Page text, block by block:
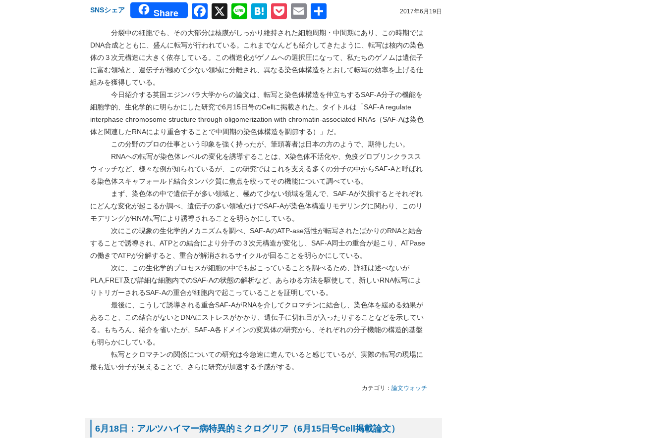
2017年6月19日
SNSシェア Share Facebook
X LineHatena
Pocket
Email
有
分裂中の細胞でも、その大部分は核膜がしっかり維持された細胞周期・中間期にあり、この時期では
DNA合成とともに、盛んに転写が行われている。これまでなんども紹介してきたように、転写は核内の染色
体の３次元構造に大きく依存している。この構造化がゲノムへの選択圧になって、私たちのゲノムは遺伝子
に富む領域と、遺伝子が極めて少ない領域に分離され、異なる染色体構造をとおして転写の効率を上げる仕
組みを獲得している。
今日紹介する英国エジンバラ大学からの論文は、転写と染色体構造を仲立ちするSAF-A分子の機能を
細胞学的、生化学的に明らかにした研究で6月15日号のCellに掲載された。タイトルは「SAF-A regulate
interphase chromosome structure through oligomerization with chromatin-associated RNAs（SAF-Aは染色
体と関連したRNAにより重合することで中間期の染色体構造を調節する）」だ。
この分野のプロの仕事という印象を強く持ったが、筆頭著者は日本の方のようで、期待したい。
RNAへの転写が染色体レベルの変化を誘導することは、X染色体不活化や、免疫グロブリンクラスス
ウィッチなど、様々な例が知られているが、この研究ではこれを支える多くの分子の中からSAF-Aと呼ばれ
る染色体スキャフォールド結合タンパク質に焦点を絞ってその機能について調べている。
まず、染色体の中で遺伝子が多い領域と、極めて少ない領域を選んで、SAF-Aが欠損するとそれぞれ
にどんな変化が起こるか調べ、遺伝子の多い領域だけでSAF-Aが染色体構造リモデリングに関わり、このリ
モデリングがRNA転写により誘導されることを明らかにしている。
次にこの現象の生化学的メカニズムを調べ、SAF-AのATP-ase活性が転写されたばかりのRNAと結合
することで誘導され、ATPとの結合により分子の３次元構造が変化し、SAF-A同士の重合が起こり、ATPase
の働きでATPが分解すると、重合が解消されるサイクルが回ることを明らかにしている。
次に、この生化学的プロセスが細胞の中でも起こっていることを調べるため、詳細は述べないが
PLA,FRET及び詳細な細胞内でのSAF-Aの状態の解析など、あらゆる方法を駆使して、新しいRNA転写によ
りトリガーされるSAF-Aの重合が細胞内で起こっていることを証明している。
最後に、こうして誘導される重合SAF-AがRNAを介してクロマチンに結合し、染色体を緩める効果が
あること、この結合がないとDNAにストレスがかかり、遺伝子に切れ目が入ったりすることなどを示してい
る。もちろん、紹介を省いたが、SAF-A各ドメインの変異体の研究から、それぞれの分子機能の構造的基盤
も明らかにしている。
転写とクロマチンの関係についての研究は今急速に進んでいると感じているが、実際の転写の現場に
最も近い分子が見えることで、さらに研究が加速する予感がする。
カテゴリ： 論文ウォッチ
6月18日：アルツハイマー病特異的ミクログリア（6月15日号Cell掲載論文）